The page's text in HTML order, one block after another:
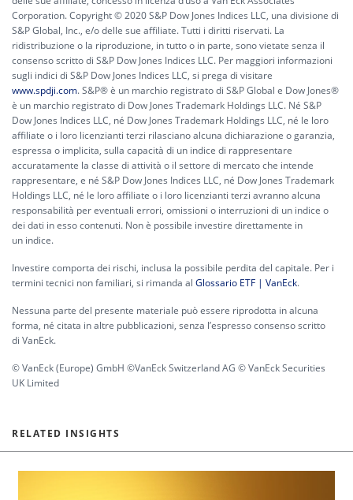
Corporation. Copyright © 2020 S&P Dow Jones Indices LLC, una divisione di
S&P Global, Inc., e/o delle sue affiliate. Tutti i diritti riservati. La
ridistribuzione o la riproduzione, in tutto o in parte, sono vietate senza il
consenso scritto di S&P Dow Jones Indices LLC. Per maggiori informazioni
sugli indici di S&P Dow Jones Indices LLC, si prega di visitare
www.spdji.com. S&P® è un marchio registrato di S&P Global e Dow Jones®
è un marchio registrato di Dow Jones Trademark Holdings LLC. Né S&P
Dow Jones Indices LLC, né Dow Jones Trademark Holdings LLC, né le loro
affiliate o i loro licenzianti terzi rilasciano alcuna dichiarazione o garanzia,
espressa o implicita, sulla capacità di un indice di rappresentare
accuratamente la classe di attività o il settore di mercato che intende
rappresentare, e né S&P Dow Jones Indices LLC, né Dow Jones Trademark
Holdings LLC, né le loro affiliate o i loro licenzianti terzi avranno alcuna
responsabilità per eventuali errori, omissioni o interruzioni di un indice o
dei dati in esso contenuti. Non è possibile investire direttamente in
un indice.
Investire comporta dei rischi, inclusa la possibile perdita del capitale. Per i
termini tecnici non familiari, si rimanda al Glossario ETF | VanEck.
Nessuna parte del presente materiale può essere riprodotta in alcuna
forma, né citata in altre pubblicazioni, senza l’espresso consenso scritto
di VanEck.
© VanEck (Europe) GmbH ©VanEck Switzerland AG © VanEck Securities
UK Limited
RELATED INSIGHTS